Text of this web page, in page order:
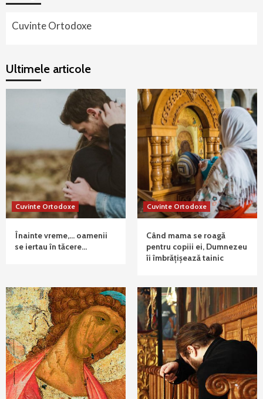
Cuvinte Ortodoxe
Ultimele articole
Cuvinte Ortodoxe
Înainte vreme,… oamenii
se iertau în tăcere…
Cuvinte Ortodoxe
Când mama se roagă
pentru copiii ei, Dumnezeu
îi îmbrățișează tainic